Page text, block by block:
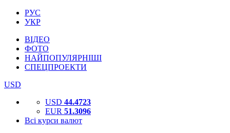
РУС
УКР
ВІДЕО
ФОТО
НАЙПОПУЛЯРНІШІ
СПЕЦПРОЕКТИ
USD
USD 44.4723
EUR 51.3096
Всі курси валют